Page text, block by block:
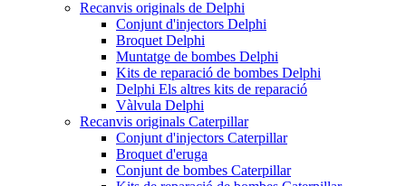
Recanvis originals de Delphi
Conjunt d'injectors Delphi
Broquet Delphi
Muntatge de bombes Delphi
Kits de reparació de bombes Delphi
Delphi Els altres kits de reparació
Vàlvula Delphi
Recanvis originals Caterpillar
Conjunt d'injectors Caterpillar
Broquet d'eruga
Conjunt de bombes Caterpillar